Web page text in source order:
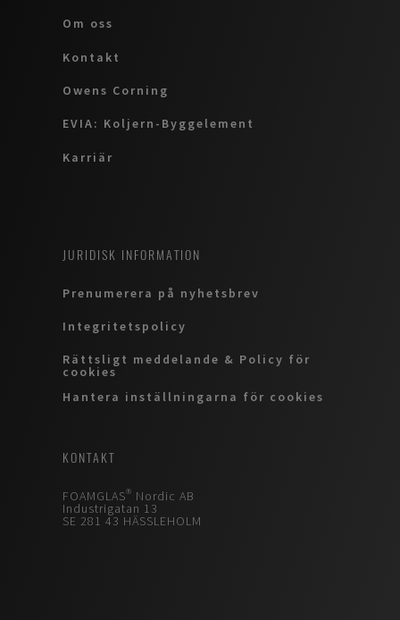
Om oss
Kontakt
Owens Corning
EVIA: Koljern-Byggelement
Karriär
JURIDISK INFORMATION
Prenumerera på nyhetsbrev
Integritetspolicy
Rättsligt meddelande & Policy för
cookies
Hantera inställningarna för cookies
KONTAKT
FOAMGLAS® Nordic AB
Industrigatan 13
SE 281 43 HÄSSLEHOLM